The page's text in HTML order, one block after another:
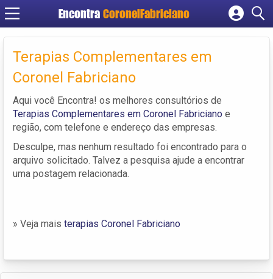
Encontra CoronelFabriciano
Cadastrar empresa
Criar conta
Terapias Complementares em
Coronel Fabriciano
Aqui você Encontra! os melhores consultórios de
Terapias Complementares em Coronel Fabriciano e
região, com telefone e endereço das empresas.
Desculpe, mas nenhum resultado foi encontrado para o
arquivo solicitado. Talvez a pesquisa ajude a encontrar
uma postagem relacionada.
» Veja mais terapias Coronel Fabriciano